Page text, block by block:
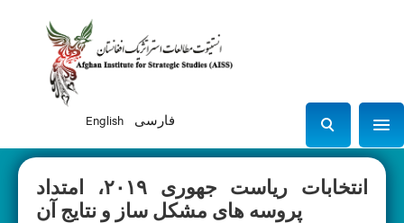
English فارسی
S
e
a
r
انتخابات ریاست جهوری ۲۰۱۹، امتداد
پروسه های مشکل ساز و نتایج آن